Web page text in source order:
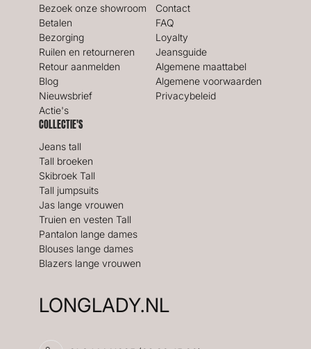
Bezoek onze showroom
Betalen
Bezorging
Ruilen en retourneren
Retour aanmelden
Blog
Nieuwsbrief
Actie's
Contact
FAQ
Loyalty
Jeansguide
Algemene maattabel
Algemene voorwaarden
Privacybeleid
COLLECTIE'S
Jeans tall
Tall broeken
Skibroek Tall
Tall jumpsuits
Jas lange vrouwen
Truien en vesten Tall
Pantalon lange dames
Blouses lange dames
Blazers lange vrouwen
LONGLADY.NL